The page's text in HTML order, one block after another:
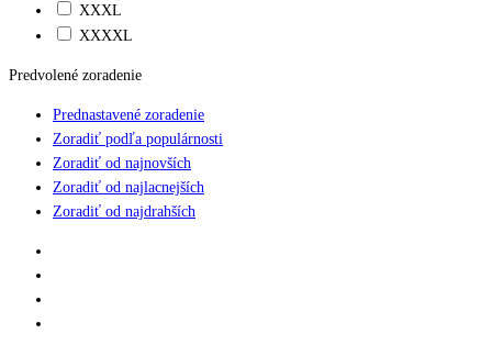
XXXL
XXXXL
Predvolené zoradenie
Prednastavené zoradenie
Zoradiť podľa populárnosti
Zoradiť od najnovších
Zoradiť od najlacnejších
Zoradiť od najdrahších